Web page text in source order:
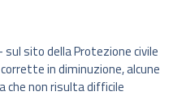
sul sito della Protezione civile
in diminuzione, alcune
che non risulta difficile